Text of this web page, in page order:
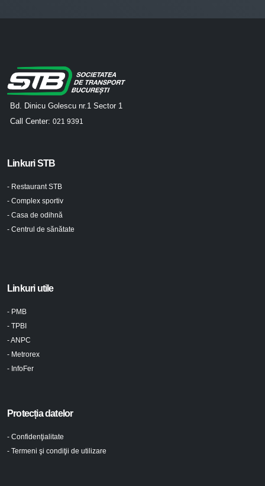
Bd. Dinicu Golescu nr.1 Sector 1
Call Center: 021 9391
Linkuri STB
- Restaurant STB
- Complex sportiv
- Casa de odihnă
- Centrul de sănătate
Linkuri utile
- PMB
- TPBI
- ANPC
- Metrorex
- InfoFer
Protecția datelor
- Confidenţialitate
- Termeni şi condiţii de utilizare